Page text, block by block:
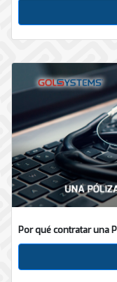
Por qué contratar una